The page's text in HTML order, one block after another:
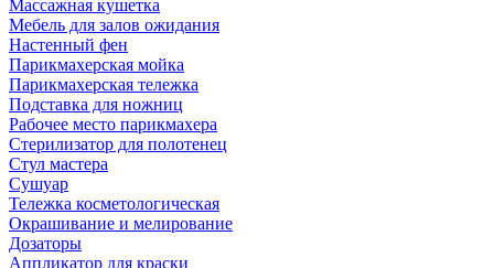
Массажная кушетка
Мебель для залов ожидания
Настенный фен
Парикмахерская мойка
Парикмахерская тележка
Подставка для ножниц
Рабочее место парикмахера
Стерилизатор для полотенец
Стул мастера
Сушуар
Тележка косметологическая
Окрашивание и мелирование
Дозаторы
Аппликатор для краски